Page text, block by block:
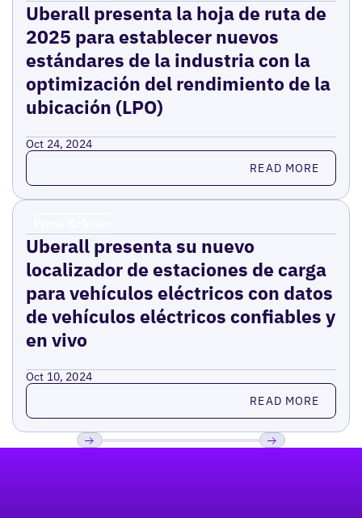
Uberall presenta la hoja de ruta de
2025 para establecer nuevos
estándares de la industria con la
optimización del rendimiento de la
ubicación (LPO)
Oct 24, 2024
Read more READ MORE
Uberall presenta su nuevo
localizador de estaciones de carga
para vehículos eléctricos con datos
de vehículos eléctricos confiables y
en vivo
Oct 10, 2024
Read more READ MORE